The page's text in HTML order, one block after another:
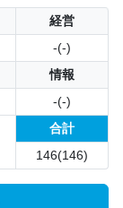
経営
-(-)
情報
-(-)
合計
146(146)